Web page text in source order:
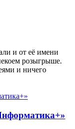
и от её имени
розыгрыше.
и ничего